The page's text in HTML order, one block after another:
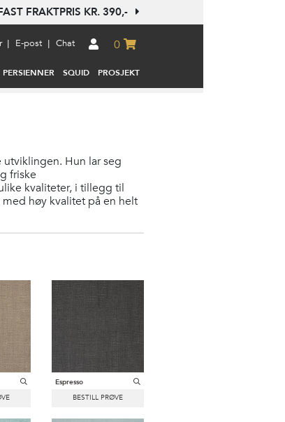
FRAKTPRIS KR. 390,-
| E-post | Chat 0
PERSIENNER SQUID PROSJEKT
Hun lar seg
friske
kvaliteter, i tillegg til
høy kvalitet på en helt
Espresso